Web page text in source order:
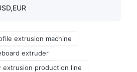
extrusion machine
extruder
extrusion production line